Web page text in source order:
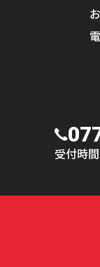
受付時